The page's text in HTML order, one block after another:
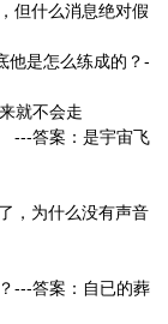
但什么消息绝对假
他是怎么练成的？-
就不会走
---答案：是宇宙飞
，为什么没有声音
---答案：自已的葬